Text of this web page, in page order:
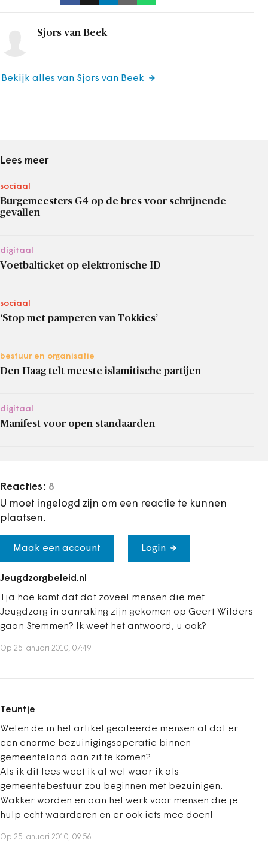
Sjors van Beek
Bekijk alles van Sjors van Beek
Lees meer
sociaal
Burgemeesters G4 op de bres voor schrijnende
gevallen
digitaal
Voetbalticket op elektronische ID
sociaal
‘Stop met pamperen van Tokkies’
bestuur en organisatie
Den Haag telt meeste islamitische partijen
digitaal
Manifest voor open standaarden
Reacties: 8
U moet ingelogd zijn om een reactie te kunnen
plaatsen.
Maak een account Login
Jeugdzorgbeleid.nl
Tja hoe komt dat dat zoveel mensen die met
Jeugdzorg in aanraking zijn gekomen op Geert Wilders
gaan Stemmen? Ik weet het antwoord, u ook?
Op 25 januari 2010, 07:49
Teuntje
Weten de in het artikel geciteerde mensen al dat er
een enorme bezuinigingsoperatie binnen
gemeenteland aan zit te komen?
Als ik dit lees weet ik al wel waar ik als
gemeentebestuur zou beginnen met bezuinigen.
Wakker worden en aan het werk voor mensen die je
hulp echt waarderen en er ook iets mee doen!
Op 25 januari 2010, 09:56